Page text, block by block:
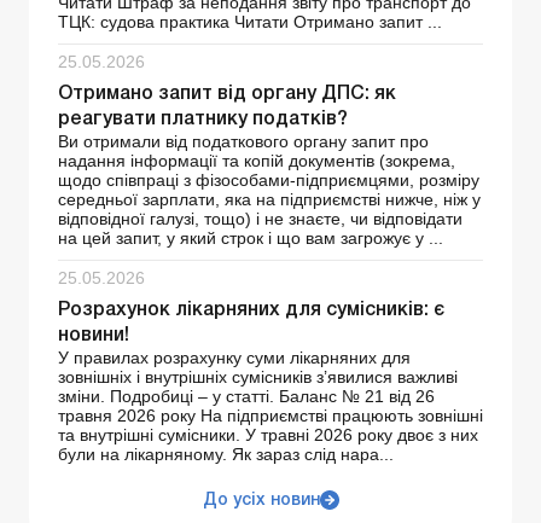
ТЦК: судова практика Читати Отримано запит ...
25.05.2026
Отримано запит від органу ДПС: як
реагувати платнику податків?
Ви отримали від податкового органу запит про
надання інформації та копій документів (зокрема,
щодо співпраці з фізособами-підприємцями, розміру
середньої зарплати, яка на підприємстві нижче, ніж у
відповідної галузі, тощо) і не знаєте, чи відповідати
на цей запит, у який строк і що вам загрожує у ...
25.05.2026
Розрахунок лікарняних для сумісників: є
новини!
У правилах розрахунку суми лікарняних для
зовнішніх і внутрішніх сумісників з’явилися важливі
зміни. Подробиці – у статті. Баланс № 21 від 26
травня 2026 року На підприємстві працюють зовнішні
та внутрішні сумісники. У травні 2026 року двоє з них
були на лікарняному. Як зараз слід нара...
До усіх новин